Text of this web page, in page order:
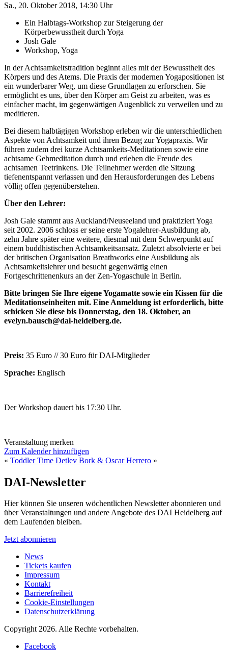
Sa., 20. Oktober 2018, 14:30 Uhr
Ein Halbtags-Workshop zur Steigerung der
Körperbewusstheit durch Yoga
Josh Gale
Workshop, Yoga
In der Achtsamkeitstradition beginnt alles mit der Bewusstheit des
Körpers und des Atems. Die Praxis der modernen Yogapositionen ist
ein wunderbarer Weg, um diese Grundlagen zu erforschen. Sie
ermöglicht es uns, über den Körper am Geist zu arbeiten, was es
einfacher macht, im gegenwärtigen Augenblick zu verweilen und zu
meditieren.
Bei diesem halbtägigen Workshop erleben wir die unterschiedlichen
Aspekte von Achtsamkeit und ihren Bezug zur Yogapraxis. Wir
führen zudem drei kurze Achtsamkeits-Meditationen sowie eine
achtsame Gehmeditation durch und erleben die Freude des
achtsamen Teetrinkens. Die Teilnehmer werden die Sitzung
tiefenentspannt verlassen und den Herausforderungen des Lebens
völlig offen gegenüberstehen.
Über den Lehrer:
Josh Gale stammt aus Auckland/Neuseeland und praktiziert Yoga
seit 2002. 2006 schloss er seine erste Yogalehrer-Ausbildung ab,
zehn Jahre später eine weitere, diesmal mit dem Schwerpunkt auf
einem buddhistischen Achtsamkeitsansatz. Zuletzt absolvierte er bei
der britischen Organisation Breathworks eine Ausbildung als
Achtsamkeitslehrer und besucht gegenwärtig einen
Fortgeschrittenenkurs an der Zen-Yogaschule in Berlin.
Bitte bringen Sie Ihre eigene Yogamatte sowie ein Kissen für die
Meditationseinheiten mit. Eine Anmeldung ist erforderlich, bitte
schicken Sie diese bis Donnerstag, den 18. Oktober, an
evelyn.bausch@dai-heidelberg.de.
Preis: 35 Euro // 30 Euro für DAI-Mitglieder
Sprache: Englisch
Der Workshop dauert bis 17:30 Uhr.
Veranstaltung merken
Zum Kalender hinzufügen
« Toddler Time Detlev Bork & Oscar Herrero »
DAI-Newsletter
Hier können Sie unseren wöchentlichen Newsletter abonnieren und
über Veranstaltungen und andere Angebote des DAI Heidelberg auf
dem Laufenden bleiben.
Jetzt abonnieren
News
Tickets kaufen
Impressum
Kontakt
Barrierefreiheit
Cookie-Einstellungen
Datenschutzerklärung
Copyright 2026. Alle Rechte vorbehalten.
Facebook